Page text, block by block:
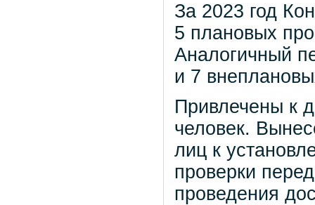
За 2023 год
5 плановых
Аналогичный
и 7
Привлечены к
человек.
лиц к
проверки
проведения